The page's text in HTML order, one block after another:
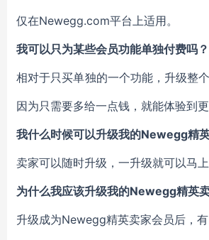
仅在Newegg.com平台上适用。
我可以只为某些会员功能单独付费吗？
相对于只买单独的一个功能，升级整
因为只需要多给一点钱，就能体验到更
我什么时候可以升级我的Newegg精
卖家可以随时升级，一升级就可以马上
为什么我应该升级我的Newegg精英
升级成为Newegg精英卖家会员后，有